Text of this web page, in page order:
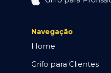
Navegação
Home
Grifo para Clientes